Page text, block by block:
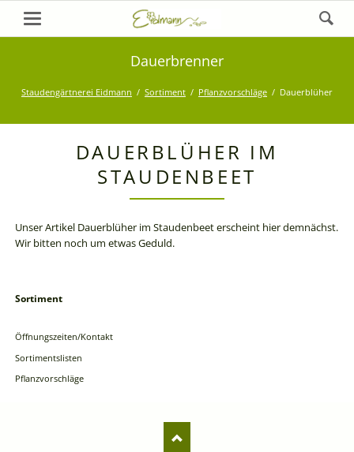
Dauerbrenner
Staudengärtnerei Eidmann Sortiment Pflanzvorschläge Dauerblüher
DAUERBLÜHER IM
STAUDENBEET
Unser Artikel Dauerblüher im Staudenbeet erscheint hier demnächst.
Wir bitten noch um etwas Geduld.
Sortiment
überspringen
Öffnungszeiten/Kontakt
Sortimentslisten
Pflanzvorschläge